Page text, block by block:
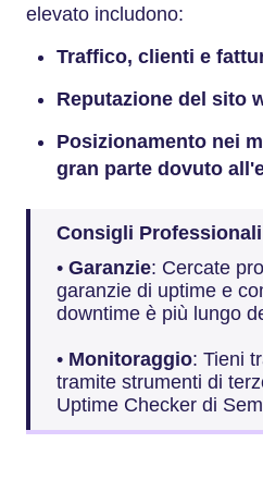
elevato includono:
Traffico, clienti e
Reputazione del sito
Posizionamento nei
gran parte dovuto
Consigli
• Garanzie: Cercate
garanzie di uptime e
downtime è più lungo
• Monitoraggio: Tieni
tramite strumenti di
Uptime Checker di